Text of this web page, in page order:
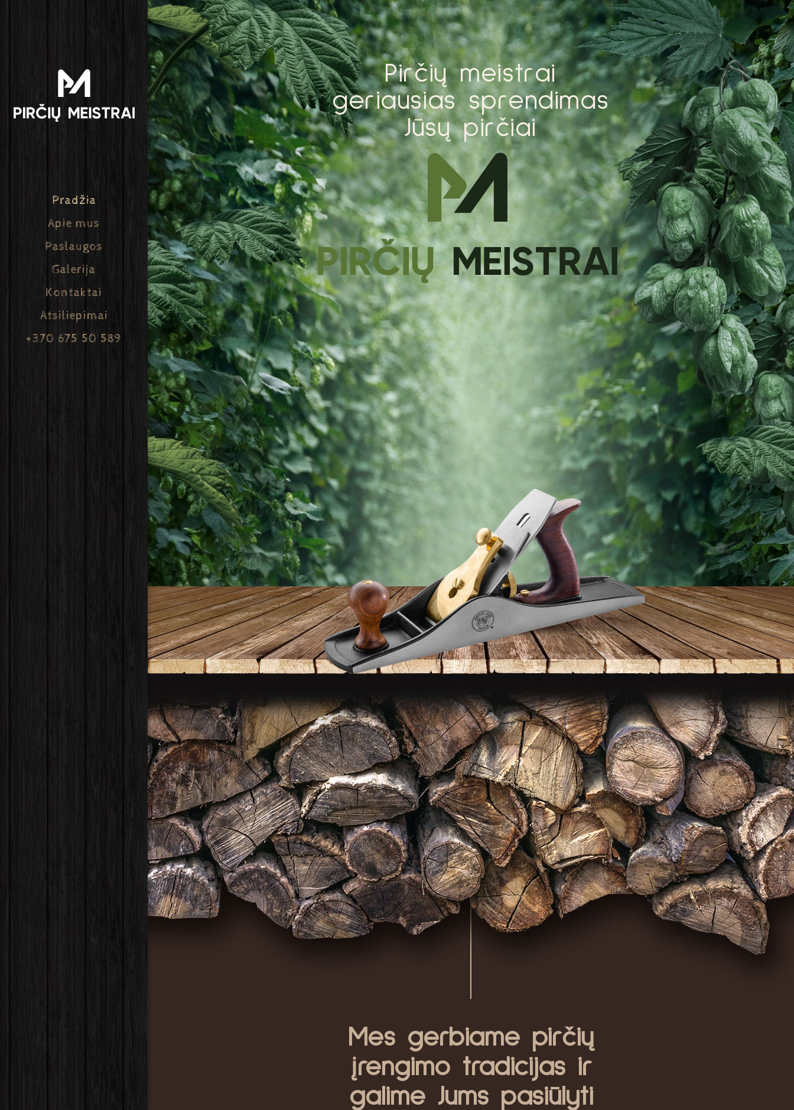
Pradžia
Apie mus
Paslaugos
Galerija
Kontaktai
Atsiliepimai
+370 675 50 589
Pirčių meistrai
geriausias sprendimas
Jūsų pirčiai
Mes gerbiame pirčių
įrengimo tradicijas ir
galime Jums pasiūlyti